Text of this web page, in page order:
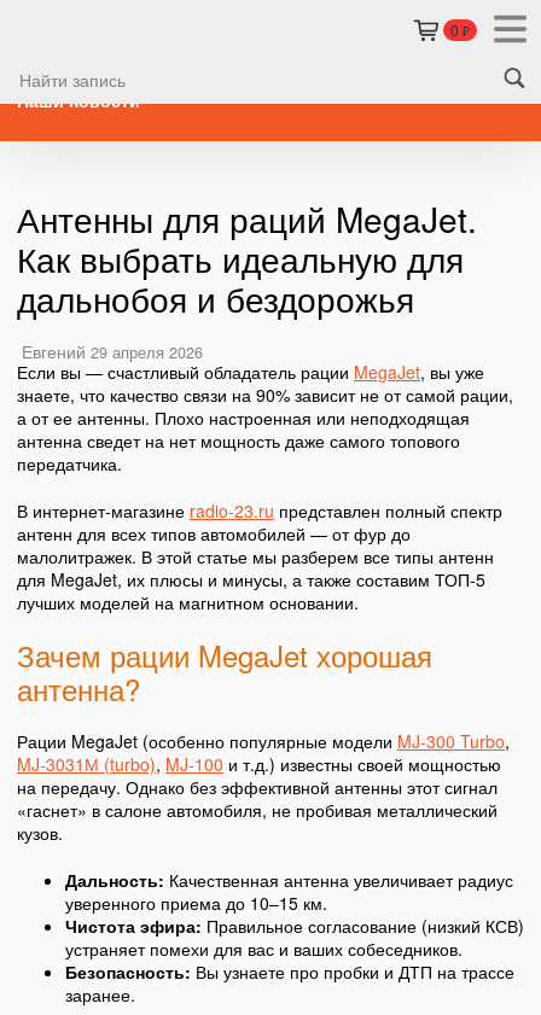
0 ₽
Наши новости
Антенны для раций MegaJet.
Как выбрать идеальную для
дальнобоя и бездорожья
Евгений 29 апреля 2026
Если вы — счастливый обладатель рации MegaJet, вы уже
знаете, что качество связи на 90% зависит не от самой рации,
а от ее антенны. Плохо настроенная или неподходящая
антенна сведет на нет мощность даже самого топового
передатчика.
В интернет-магазине radio-23.ru представлен полный спектр
антенн для всех типов автомобилей — от фур до
малолитражек. В этой статье мы разберем все типы антенн
для MegaJet, их плюсы и минусы, а также составим ТОП-5
лучших моделей на магнитном основании.
Зачем рации MegaJet хорошая
антенна?
Рации MegaJet (особенно популярные модели MJ-300 Turbo,
MJ-3031М (turbo), MJ-100 и т.д.) известны своей мощностью
на передачу. Однако без эффективной антенны этот сигнал
«гаснет» в салоне автомобиля, не пробивая металлический
кузов.
Дальность: Качественная антенна увеличивает радиус
уверенного приема до 10–15 км.
Чистота эфира: Правильное согласование (низкий КСВ)
устраняет помехи для вас и ваших собеседников.
Безопасность: Вы узнаете про пробки и ДТП на трассе
заранее.